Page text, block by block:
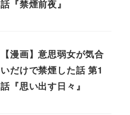
話『禁煙前夜』
【漫画】意思弱女が気合
いだけで禁煙した話 第1
話『思い出す日々』